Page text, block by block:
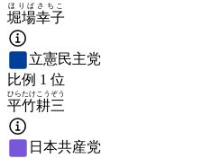
堀場
ほりば
幸子
さちこ
立憲民主党
比例 1 位
平竹
ひらたけ
耕三
こうぞう
日本共産党